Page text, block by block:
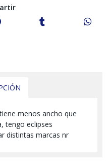
menos ancho que
tengo eclipses
distintas marcas nr